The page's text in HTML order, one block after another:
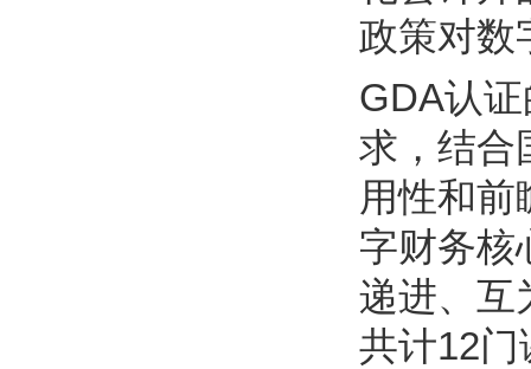
政策对数
GDA认
求，结合
用性和前
字财务核
递进、互
共计12